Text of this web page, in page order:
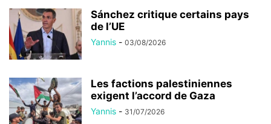
Sánchez critique certains pays
de l’UE
Yannis - 03/08/2026
Les factions palestiniennes
exigent l’accord de Gaza
Yannis - 31/07/2026